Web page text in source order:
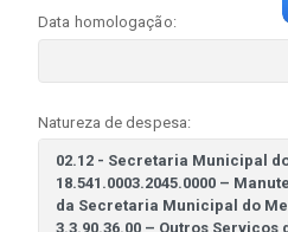
Data homologação:
Natureza de despesa: